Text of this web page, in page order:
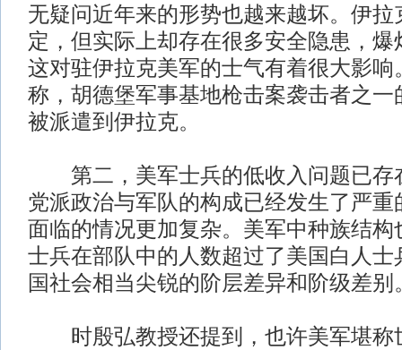
无疑问近年来的形势也越来越坏。伊拉
定，但实际上却存在很多安全隐患，
这对驻伊拉克美军的士气有着很大影响
称，胡德堡军事基地枪击案袭击者之一
被派遣到伊拉克。
第二，美军士兵的低收入问题已存
党派政治与军队的构成已经发生了严重
面临的情况更加复杂。美军中种族结构
士兵在部队中的人数超过了美国白人士
国社会相当尖锐的阶层差异和阶级差别
时殷弘教授还提到，也许美军堪称